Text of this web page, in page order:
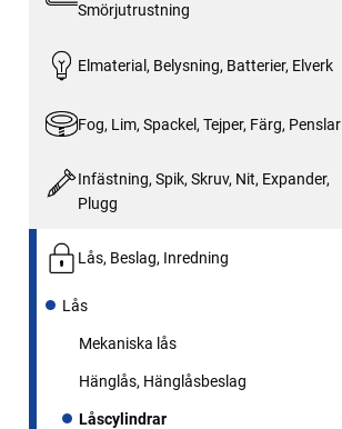
Smörjutrustning
Elmaterial, Belysning, Batterier, Elverk
Fog, Lim, Spackel, Tejper, Färg, Penslar
Infästning, Spik, Skruv, Nit, Expander,
Plugg
Lås, Beslag, Inredning
Lås
Mekaniska lås
Hänglås, Hänglåsbeslag
Låscylindrar